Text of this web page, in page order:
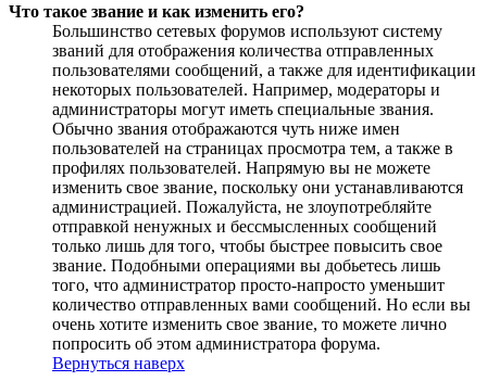
Что такое звание и как изменить его?
Большинство сетевых форумов используют систему
званий для отображения количества отправленных
пользователями сообщений, а также для идентификации
некоторых пользователей. Например, модераторы и
администраторы могут иметь специальные звания.
Обычно звания отображаются чуть ниже имен
пользователей на страницах просмотра тем, а также в
профилях пользователей. Напрямую вы не можете
изменить свое звание, поскольку они устанавливаются
администрацией. Пожалуйста, не злоупотребляйте
отправкой ненужных и бессмысленных сообщений
только лишь для того, чтобы быстрее повысить свое
звание. Подобными операциями вы добьетесь лишь
того, что администратор просто-напросто уменьшит
количество отправленных вами сообщений. Но если вы
очень хотите изменить свое звание, то можете лично
попросить об этом администратора форума.
Вернуться наверх